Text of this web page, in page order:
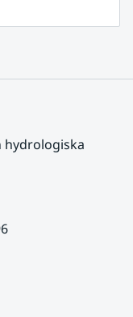
hydrologiska